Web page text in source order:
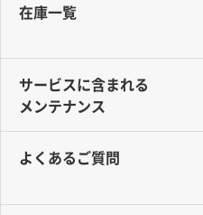
在庫一覧
サービスに含まれる
メンテナンス
よくあるご質問